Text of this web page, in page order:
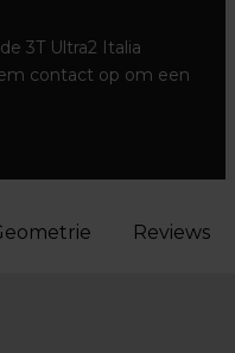
3T Ultra2 Italia
contact op om een
Reviews